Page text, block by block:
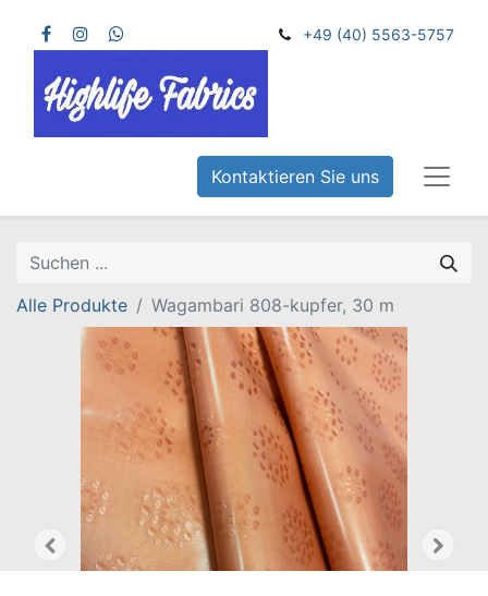
+49 (40) 5563-5757
Kontaktieren Sie uns
Alle Produkte Wagambari 808-kupfer, 30 m